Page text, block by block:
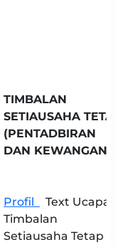
TIMBALAN
SETIAUSAHA
(PENTADBIRAN
DAN KEWANGAN)
Profil ​ ​
Text
Timbalan
Setiausaha Tetap